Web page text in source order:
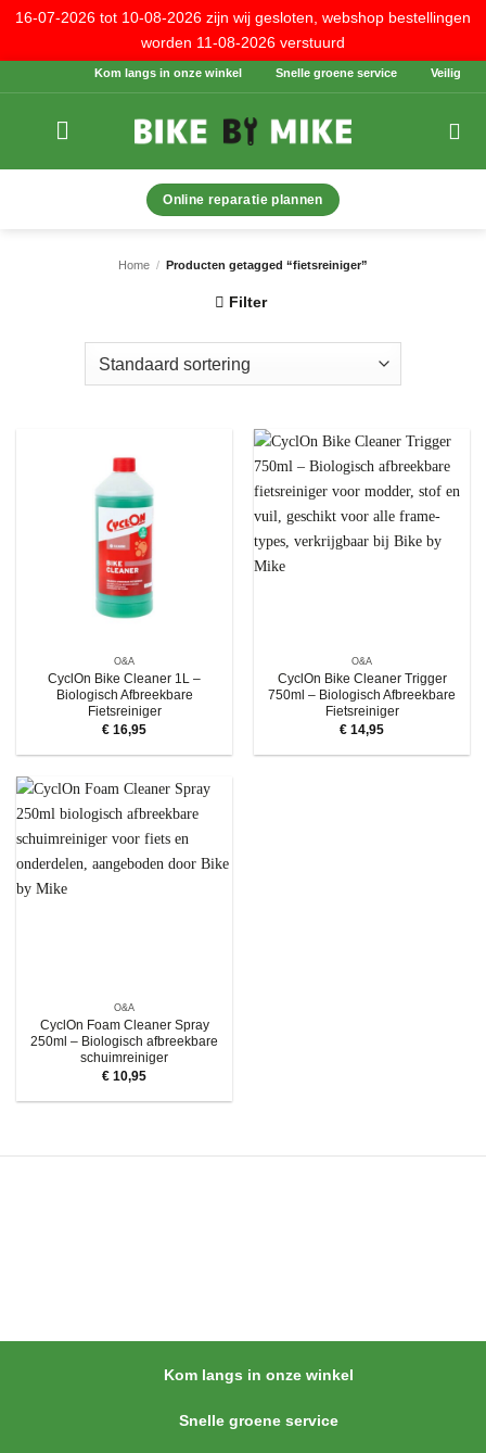
16-07-2026 tot 10-08-2026 zijn wij gesloten, webshop bestellingen
worden 11-08-2026 verstuurd
naar
Kom langs in onze winkel Snelle groene service Veilig
Online reparatie plannen
Home / Producten getagged “fietsreiniger”
Filter
O&A
CyclOn Bike Cleaner 1L –
Biologisch Afbreekbare
Fietsreiniger
€ 16,95
O&A
CyclOn Bike Cleaner Trigger
750ml – Biologisch Afbreekbare
Fietsreiniger
€ 14,95
O&A
CyclOn Foam Cleaner Spray
250ml – Biologisch afbreekbare
schuimreiniger
€ 10,95
Kom langs in onze winkel
Snelle groene service